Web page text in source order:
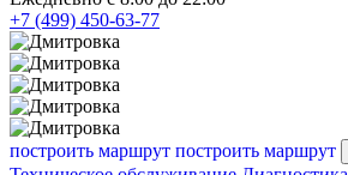
+7 (499) 450-63-77
построить маршрут построить маршрут